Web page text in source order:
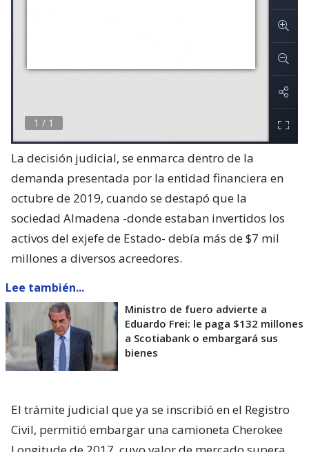
La decisión judicial, se enmarca dentro de la
demanda presentada por la entidad financiera en
octubre de 2019, cuando se destapó que la
sociedad Almadena -donde estaban invertidos los
activos del exjefe de Estado- debía más de $7 mil
millones a diversos acreedores.
Lee también...
Ministro de fuero advierte a
Eduardo Frei: le paga $132 millones
a Scotiabank o embargará sus
bienes
El trámite judicial que ya se inscribió en el Registro
Civil, permitió embargar una camioneta Cherokee